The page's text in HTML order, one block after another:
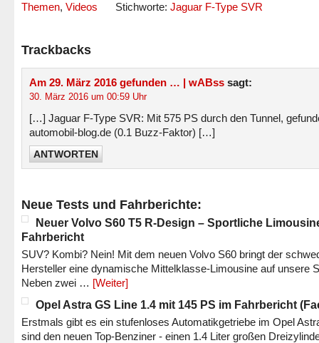
Themen, Videos Stichworte: Jaguar F-Type SVR
Trackbacks
Am 29. März 2016 gefunden … | wABss sagt:
30. März 2016 um 00:59 Uhr
[…] Jaguar F-Type SVR: Mit 575 PS durch den Tunnel,
automobil-blog.de (0.1 Buzz-Faktor) […]
ANTWORTEN
Neue Tests und Fahrberichte:
Neuer Volvo S60 T5 R-Design – Sportliche
Fahrbericht
SUV? Kombi? Nein! Mit dem neuen Volvo S60 bringt der
Hersteller eine dynamische Mittelklasse-Limousine auf unsere
Neben zwei … [Weiter]
Opel Astra GS Line 1.4 mit 145 PS im Fahrbericht
Erstmals gibt es ein stufenloses Automatikgetriebe im Opel
sind den neuen Top-Benziner - einen 1.4 Liter großen